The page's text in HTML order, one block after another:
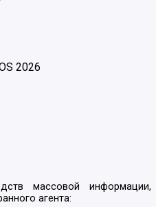
2026
массовой информации,
агента: